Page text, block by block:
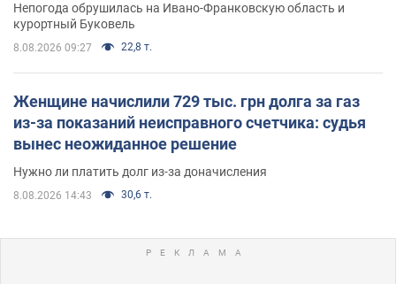
Непогода обрушилась на Ивано-Франковскую область и
курортный Буковель
8.08.2026 09:27 22,8 т.
Женщине начислили 729 тыс. грн долга за газ
из-за показаний неисправного счетчика: судья
вынес неожиданное решение
Нужно ли платить долг из-за доначисления
8.08.2026 14:43 30,6 т.